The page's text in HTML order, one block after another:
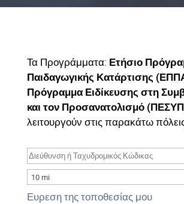
Τα Προγράμματα: Ετήσιο
Παιδαγωγικής Κατάρτισης
Πρόγραμμα Ειδίκευσης στη
και τον Προσανατολισμό
λειτουργούν στις παρακάτω
Ευρεση της τοποθεσίας μου